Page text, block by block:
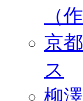
（
京
ス
柳